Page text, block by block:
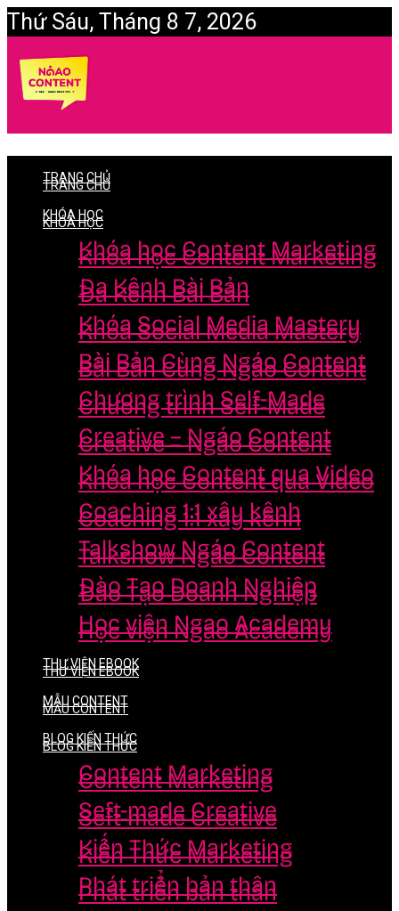
Thứ Sáu, Tháng 8 7, 2026
Login
TRANG CHỦ
KHÓA HỌC
Khóa học Content Marketing
Đa Kênh Bài Bản
Khóa Social Media Mastery
Bài Bản Cùng Ngáo Content
Chương trình Self-Made
Creative – Ngáo Content
Khóa học Content qua Video
Coaching 1:1 xây kênh
Talkshow Ngáo Content
Đào Tạo Doanh Nghiệp
Học viện Ngao Academy
THƯ VIỆN EBOOK
MẪU CONTENT
BLOG KIẾN THỨC
Content Marketing
Seft-made Creative
Kiến Thức Marketing
Phát triển bản thân
TRANG CHỦ
KHÓA HỌC
Khóa học Content Marketing
Đa Kênh Bài Bản
Khóa Social Media Mastery
Bài Bản Cùng Ngáo Content
Chương trình Self-Made
Creative – Ngáo Content
Khóa học Content qua Video
Coaching 1:1 xây kênh
Talkshow Ngáo Content
Đào Tạo Doanh Nghiệp
Học viện Ngao Academy
THƯ VIỆN EBOOK
MẪU CONTENT
BLOG KIẾN THỨC
Content Marketing
Seft-made Creative
Kiến Thức Marketing
Phát triển bản thân